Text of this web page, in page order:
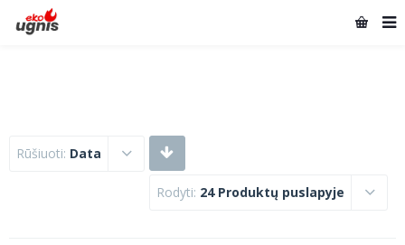
Rūšiuoti: Data
Rodyti: 24 Produktų puslapyje